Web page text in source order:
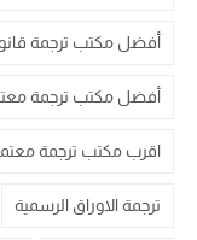
أفضل مكتب ترجمة
أفضل مكتب ترجمة
اقرب مكتب ترجمة
ترجمة الاوراق الرسمية